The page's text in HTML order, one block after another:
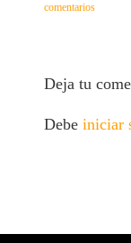
comentarios
Deja tu
Debeiniciar